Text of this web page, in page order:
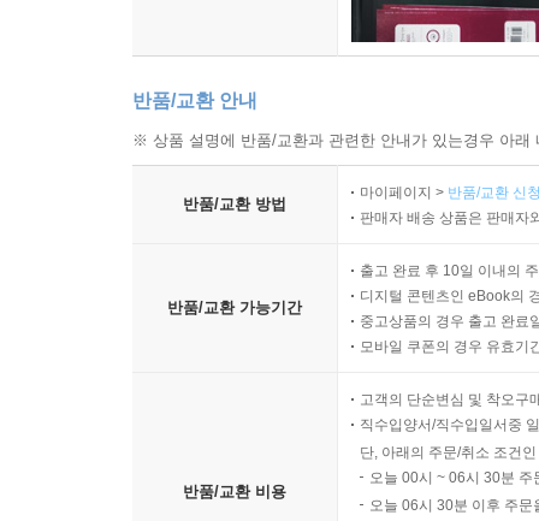
반품/교환 안내
※ 상품 설명에 반품/교환과 관련한 안내가 있는경우 아
반품/교환 방법
마이페이지 > 반품/교환 신
판매자 배송 상품은 판매자
반품/교환 가능기간
출고 완료 후 10일 이내의
디지털 콘텐츠인 eBook의
중고상품의 경우 출고 완료
모바일 쿠폰의 경우 유효기
반품/교환 비용
고객의 단순변심 및 착오구
직수입양서/직수입일서중
단, 아래의 주문/취소 조건
오늘 00시 ~ 06시 30분
오늘 06시 30분 이후 주